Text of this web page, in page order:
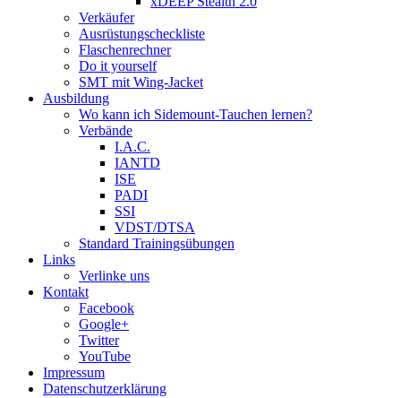
Verkäufer
Ausrüstungscheckliste
Flaschenrechner
Do it yourself
SMT mit Wing-Jacket
Ausbildung
Wo kann ich Sidemount-Tauchen lernen?
Verbände
I.A.C.
IANTD
ISE
PADI
SSI
VDST/DTSA
Standard Trainingsübungen
Links
Verlinke uns
Kontakt
Facebook
Google+
Twitter
YouTube
Impressum
Datenschutzerklärung